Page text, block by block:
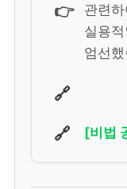
👉
관련
실용
엄선
🔗
🔗
[비법